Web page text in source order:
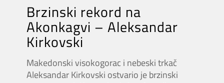
Brzinski rekord na
Akonkagvi – Aleksandar
Kirkovski
Makedonski visokogorac i nebeski trkač
Aleksandar Kirkovski ostvario je brzinski